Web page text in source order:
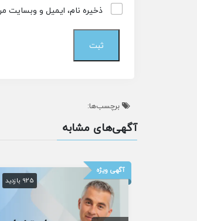
ذخیره نام، ایمیل و وبسایت
برچسب‌ها:
آگهی‌های مشابه
آگهی ویژه
925 بازدید